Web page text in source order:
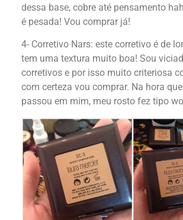
dessa base, cobre até pensamento
é pesada! Vou comprar já!
4- Corretivo Nars: este corretivo é de
tem uma textura muito boa! Sou
corretivos e por isso muito criteriosa
com certeza vou comprar. Na hora
passou em mim, meu rosto fez tipo